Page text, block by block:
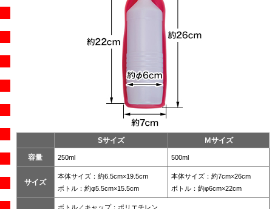
Sサイズ
Ｍサイズ
容量
250ml 500ml
サイズ
本体サイズ：約6.5cm×19.5cm
ボトル：約φ5.5cm×15.5cm
本体サイズ：約7cm×26cm
ボトル：約φ6cm×22cm
ボトル／キャップ：ポリエチレン